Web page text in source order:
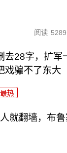
阅读 5289
去28字，扩军
戏骗不了东大
最热
就翻墙，布